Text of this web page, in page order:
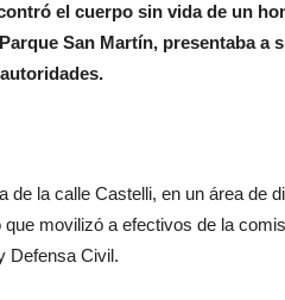
el cuerpo sin vida de un
San Martín, presentaba a
de la calle Castelli, en un área de
movilizó a efectivos de la
Defensa Civil.